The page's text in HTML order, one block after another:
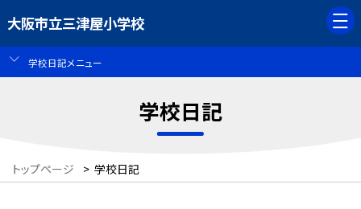
大阪市立三津屋小学校
学校日記メニュー
学校日記
トップページ > 学校日記